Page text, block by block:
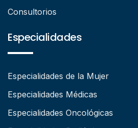
Consultorios
Especialidades
Especialidades de la Mujer
Especialidades Médicas
Especialidades Oncológicas